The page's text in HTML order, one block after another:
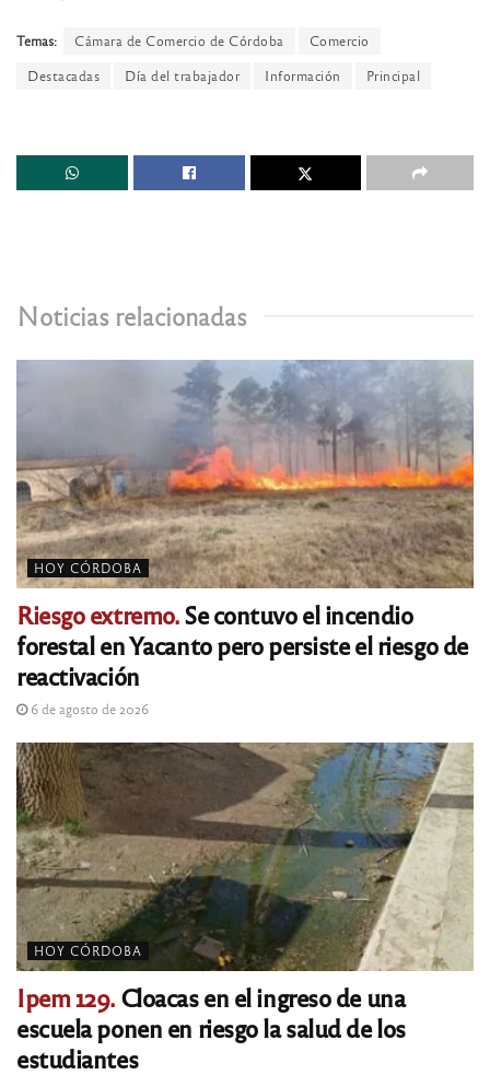
Temas: Cámara de Comercio de Córdoba
Comercio
Destacadas
Día del trabajador Información Principal
Noticias relacionadas
HOY CÓRDOBA
Riesgo extremo.Se contuvo el incendio
forestal en Yacanto pero persiste el riesgo de
reactivación
6 de agosto de 2026
HOY CÓRDOBA
Ipem 129. Cloacas en el ingreso de una
escuela ponen en riesgo la salud de los
estudiantes